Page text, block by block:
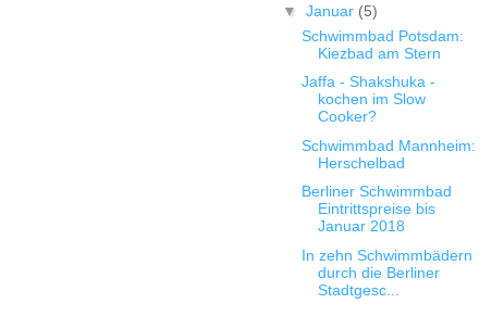
▼ Januar (5)
Schwimmbad Potsdam:
Kiezbad am Stern
Jaffa - Shakshuka -
kochen im Slow
Cooker?
Schwimmbad Mannheim:
Herschelbad
Berliner Schwimmbad
Eintrittspreise bis
Januar 2018
In zehn Schwimmbädern
durch die Berliner
Stadtgesc...